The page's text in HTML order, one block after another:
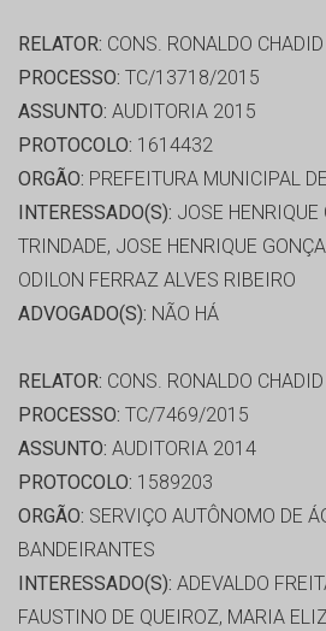
RELATOR: CONS. RONALDO CHADID
PROCESSO: TC/13718/2015
ASSUNTO: AUDITORIA 2015
PROTOCOLO: 1614432
ORGÃO: PREFEITURA MUNICIPAL
INTERESSADO(S): JOSE HENRIQUE
TRINDADE, JOSE HENRIQUE
ODILON FERRAZ ALVES RIBEIRO
ADVOGADO(S): NÃO HÁ
RELATOR: CONS. RONALDO CHADID
PROCESSO: TC/7469/2015
ASSUNTO: AUDITORIA 2014
PROTOCOLO: 1589203
ORGÃO: SERVIÇO AUTÔNOMO DE
BANDEIRANTES
INTERESSADO(S): ADEVALDO
FAUSTINO DE QUEIROZ, MARIA